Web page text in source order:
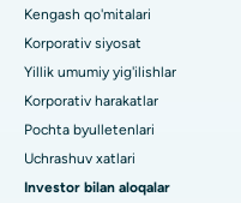
Subhash Nagar yo'lidagi
Managari, Karaikudi
Arepally, Warangaldagi
Arera koloniyasidagi eng
Kengash qo'mitalari
Korporativ siyosat
Yillik umumiy yig'ilishlar
Korporativ harakatlar
Pochta byulletenlari
Uchrashuv xatlari
Investor bilan aloqalar